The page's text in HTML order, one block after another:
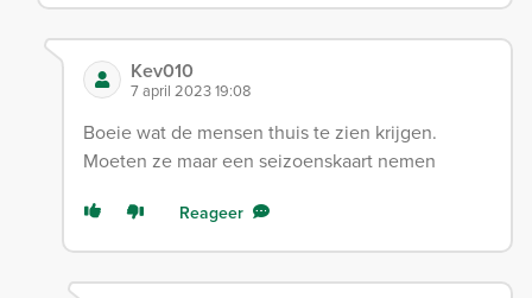
Kev010
7 april 2023 19:08
Boeie wat de mensen thuis te zien krijgen.
Moeten ze maar een seizoenskaart nemen
Reageer